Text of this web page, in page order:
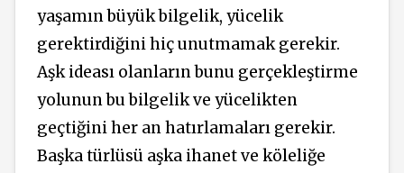
yaşamın büyük bilgelik, yücelik
gerektirdiğini hiç unutmamak gerekir.
Aşk ideası olanların bunu gerçekleştirme
yolunun bu bilgelik ve yücelikten
geçtiğini her an hatırlamaları gerekir.
Başka türlüsü aşka ihanet ve köleliğe